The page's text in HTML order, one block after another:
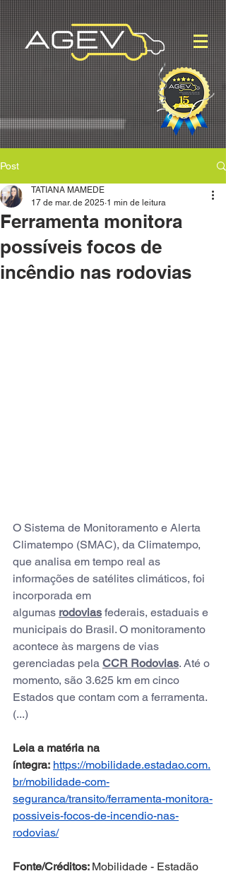
Post
Ferramenta monitora
possíveis focos de
incêndio nas rodovias
TATIANA MAMEDE
17 de mar. de 2025 1 min de leitura
O Sistema de Monitoramento e Alerta
Climatempo (SMAC), da Climatempo,
que analisa em tempo real as
informações de satélites climáticos, foi
incorporada em
algumas rodovias federais, estaduais e
municipais do Brasil. O monitoramento
acontece às margens de vias
gerenciadas pela CCR Rodovias. Até o
momento, são 3.625 km em cinco
Estados que contam com a ferramenta.
(...)
Leia a matéria na
íntegra: https://mobilidade.estadao.com.
br/mobilidade-com-
seguranca/transito/ferramenta-monitora-
possiveis-focos-de-incendio-nas-
rodovias/
Fonte/Créditos: Mobilidade - Estadão